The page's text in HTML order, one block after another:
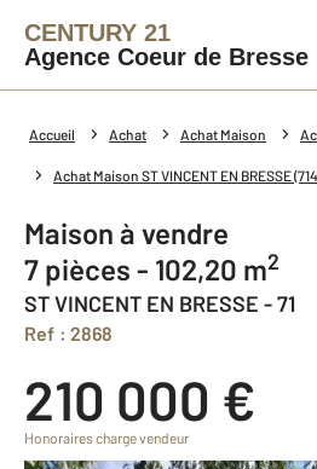
CENTURY 21
Agence Coeur de Bresse
Accueil Achat Achat Maison
Achat Maison ST VINCENT EN BRESSE
Maison à vendre
7 pièces - 102,20 m2
ST VINCENT EN BRESSE - 71
Ref : 2868
210 000 €
Honoraires charge vendeur